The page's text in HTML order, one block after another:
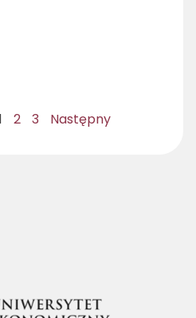
2 3 Następny